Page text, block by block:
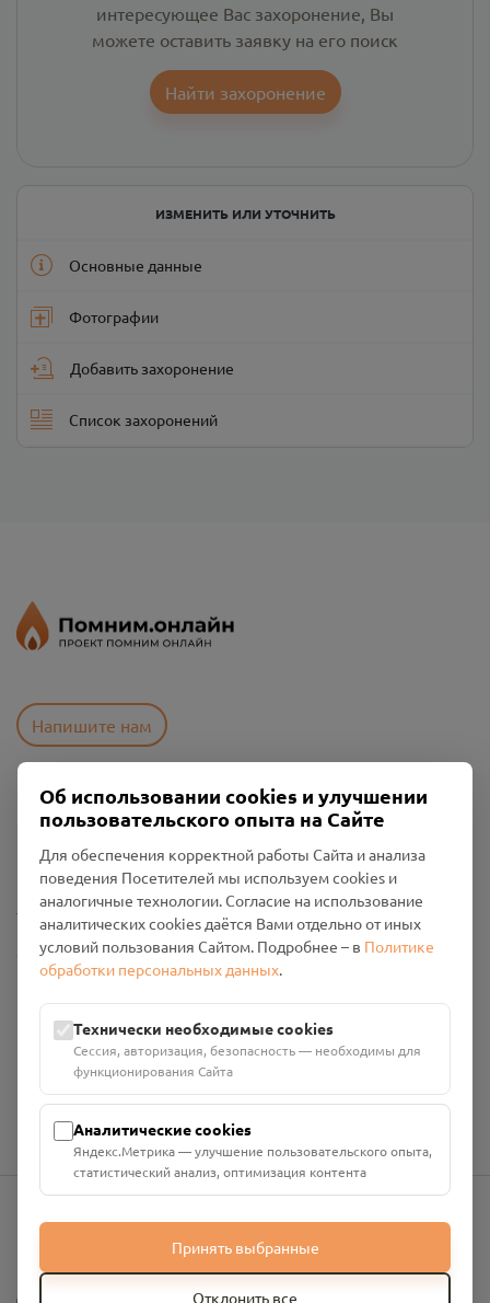
интересующее Вас захоронение, Вы
можете оставить заявку на его поиск
Найти захоронение
ИЗМЕНИТЬ ИЛИ УТОЧНИТЬ
Основные данные
Фотографии
Добавить захоронение
Список захоронений
Напишите нам
Пользовательское соглашение
Политика конфиденциальности
Промо-материалы
Настройки cookies
Общество с ограниченной ответственностью «Смоленский
Проект Помним»
ИНН: 6700029207 ОГРН: 1256700001986
Юридический адрес: 216790, Смоленская область, р-н
Руднянский, г. Рудня, улица Западная, д. 26А, пом. 18
Номер счёта: 40702810901130004287 в АО "АЛЬФА-БАНК"
Кор. счёт: 30101810200000000593
info@pomnim.online
Об использовании cookies и улучшении
пользовательского опыта на Сайте
Для обеспечения корректной работы Сайта и анализа
поведения Посетителей мы используем cookies и
аналогичные технологии. Согласие на использование
аналитических cookies даётся Вами отдельно от иных
условий пользования Сайтом. Подробнее – в Политике
обработки персональных данных.
Технически необходимые cookies
Сессия, авторизация, безопасность — необходимы для
функционирования Сайта
Аналитические cookies
Яндекс.Метрика — улучшение пользовательского опыта,
статистический анализ, оптимизация контента
Принять выбранные
Отклонить все